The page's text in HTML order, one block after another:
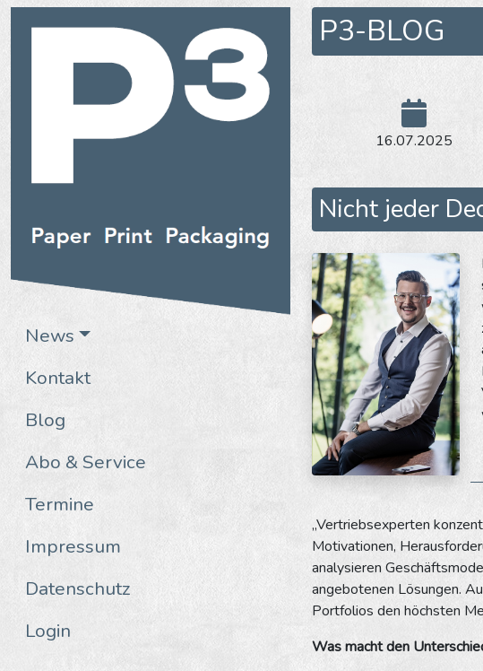
News
Kontakt
Blog
Abo & Service
Termine
Impressum
Datenschutz
Login
P3-BLOG
16.07.2025
Nicht jeder
„Vertriebsexperten
Motivationen,
analysieren
angebotenen Lösungen.
Portfolios den höchsten
Was macht den